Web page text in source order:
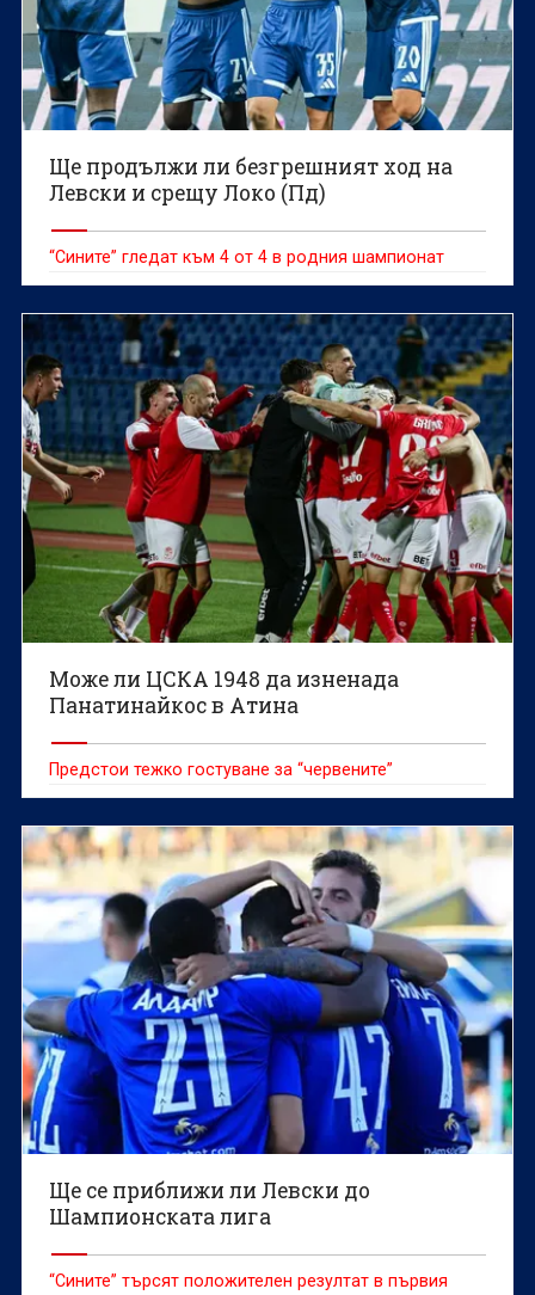
Ще продължи ли безгрешният ход на
Левски и срещу Локо (Пд)
“Сините” гледат към 4 от 4 в родния шампионат
Може ли ЦСКА 1948 да изненада
Панатинайкос в Атина
Предстои тежко гостуване за “червените”
Ще се приближи ли Левски до
Шампионската лига
“Сините” търсят положителен резултат в първия